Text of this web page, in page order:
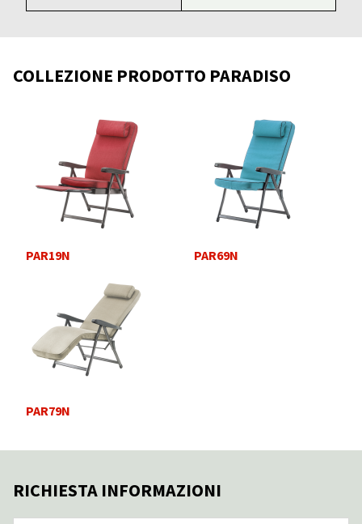
COLLEZIONE PRODOTTO PARADISO
PAR19N PAR69N
PAR79N
RICHIESTA INFORMAZIONI